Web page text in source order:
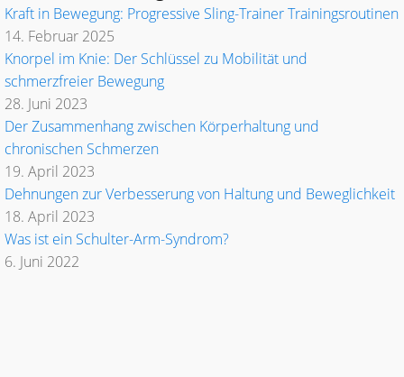
Kraft in Bewegung: Progressive Sling-Trainer Trainingsroutinen
14. Februar 2025
Knorpel im Knie: Der Schlüssel zu Mobilität und
schmerzfreier Bewegung
28. Juni 2023
Der Zusammenhang zwischen Körperhaltung und
chronischen Schmerzen
19. April 2023
Dehnungen zur Verbesserung von Haltung und Beweglichkeit
18. April 2023
Was ist ein Schulter-Arm-Syndrom?
6. Juni 2022